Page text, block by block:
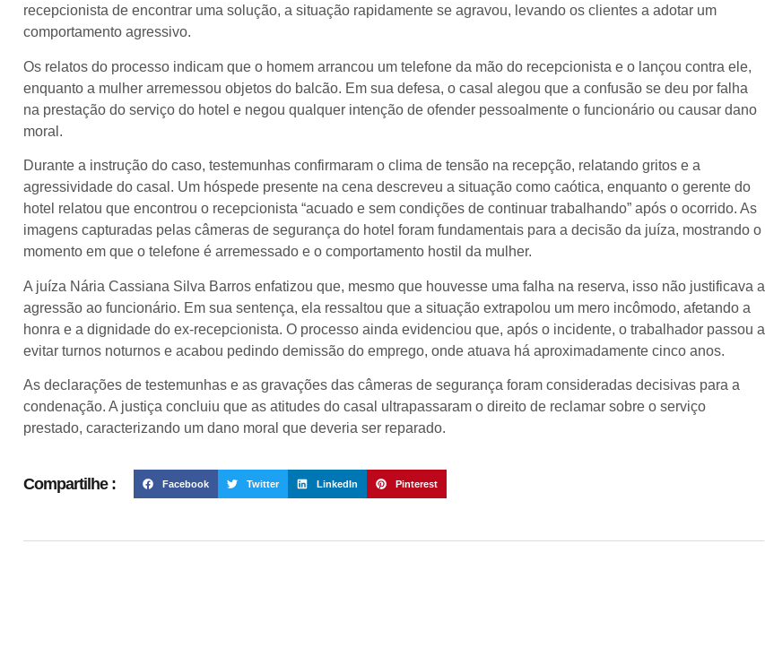
recepcionista de encontrar uma solução, a situação rapidamente se agravou, levando os clientes a adotar um
comportamento agressivo.
Os relatos do processo indicam que o homem arrancou um telefone da mão do recepcionista e o lançou contra ele,
enquanto a mulher arremessou objetos do balcão. Em sua defesa, o casal alegou que a confusão se deu por falha
na prestação do serviço do hotel e negou qualquer intenção de ofender pessoalmente o funcionário ou causar dano
moral.
Durante a instrução do caso, testemunhas confirmaram o clima de tensão na recepção, relatando gritos e a
agressividade do casal. Um hóspede presente na cena descreveu a situação como caótica, enquanto o gerente do
hotel relatou que encontrou o recepcionista “acuado e sem condições de continuar trabalhando” após o ocorrido. As
imagens capturadas pelas câmeras de segurança do hotel foram fundamentais para a decisão da juíza, mostrando o
momento em que o telefone é arremessado e o comportamento hostil da mulher.
A juíza Nária Cassiana Silva Barros enfatizou que, mesmo que houvesse uma falha na reserva, isso não justificava a
agressão ao funcionário. Em sua sentença, ela ressaltou que a situação extrapolou um mero incômodo, afetando a
honra e a dignidade do ex-recepcionista. O processo ainda evidenciou que, após o incidente, o trabalhador passou a
evitar turnos noturnos e acabou pedindo demissão do emprego, onde atuava há aproximadamente cinco anos.
As declarações de testemunhas e as gravações das câmeras de segurança foram consideradas decisivas para a
condenação. A justiça concluiu que as atitudes do casal ultrapassaram o direito de reclamar sobre o serviço
prestado, caracterizando um dano moral que deveria ser reparado.
Compartilhe : Facebook Twitter LinkedIn Pinterest